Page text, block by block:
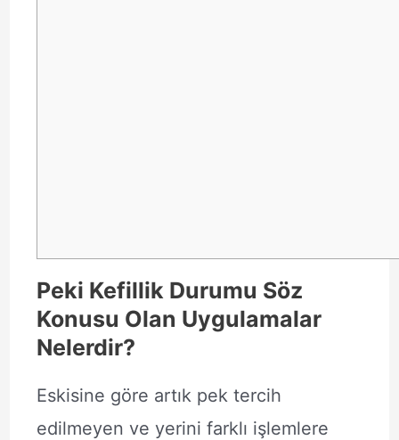
Peki Kefillik Durumu Söz
Konusu Olan Uygulamalar
Nelerdir?
Eskisine göre artık pek tercih
edilmeyen ve yerini farklı işlemlere